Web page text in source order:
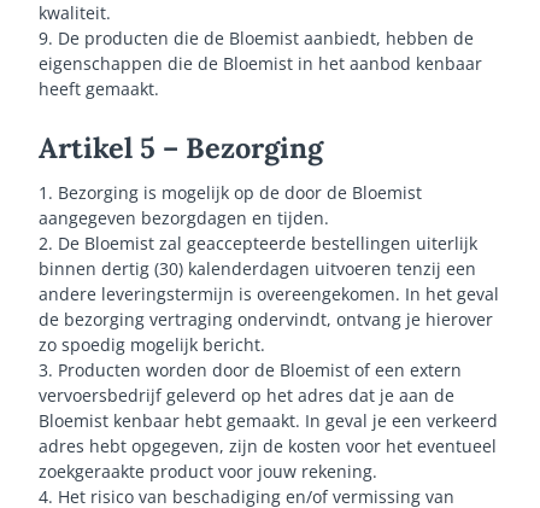
kwaliteit.
9. De producten die de Bloemist aanbiedt, hebben de
eigenschappen die de Bloemist in het aanbod kenbaar
heeft gemaakt.
Artikel 5 – Bezorging
1. Bezorging is mogelijk op de door de Bloemist
aangegeven bezorgdagen en tijden.
2. De Bloemist zal geaccepteerde bestellingen uiterlijk
binnen dertig (30) kalenderdagen uitvoeren tenzij een
andere leveringstermijn is overeengekomen. In het geval
de bezorging vertraging ondervindt, ontvang je hierover
zo spoedig mogelijk bericht.
3. Producten worden door de Bloemist of een extern
vervoersbedrijf geleverd op het adres dat je aan de
Bloemist kenbaar hebt gemaakt. In geval je een verkeerd
adres hebt opgegeven, zijn de kosten voor het eventueel
zoekgeraakte product voor jouw rekening.
4. Het risico van beschadiging en/of vermissing van